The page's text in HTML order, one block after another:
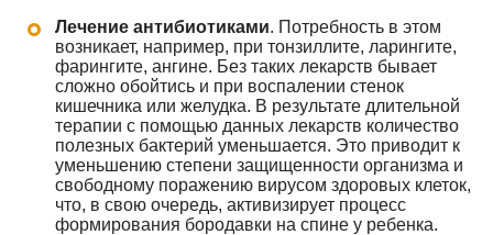
Лечение антибиотиками. Потребность в этом
возникает, например, при тонзиллите, ларингите,
фарингите, ангине. Без таких лекарств бывает
сложно обойтись и при воспалении стенок
кишечника или желудка. В результате длительной
терапии с помощью данных лекарств количество
полезных бактерий уменьшается. Это приводит к
уменьшению степени защищенности организма и
свободному поражению вирусом здоровых клеток,
что, в свою очередь, активизирует процесс
формирования бородавки на спине у ребенка.